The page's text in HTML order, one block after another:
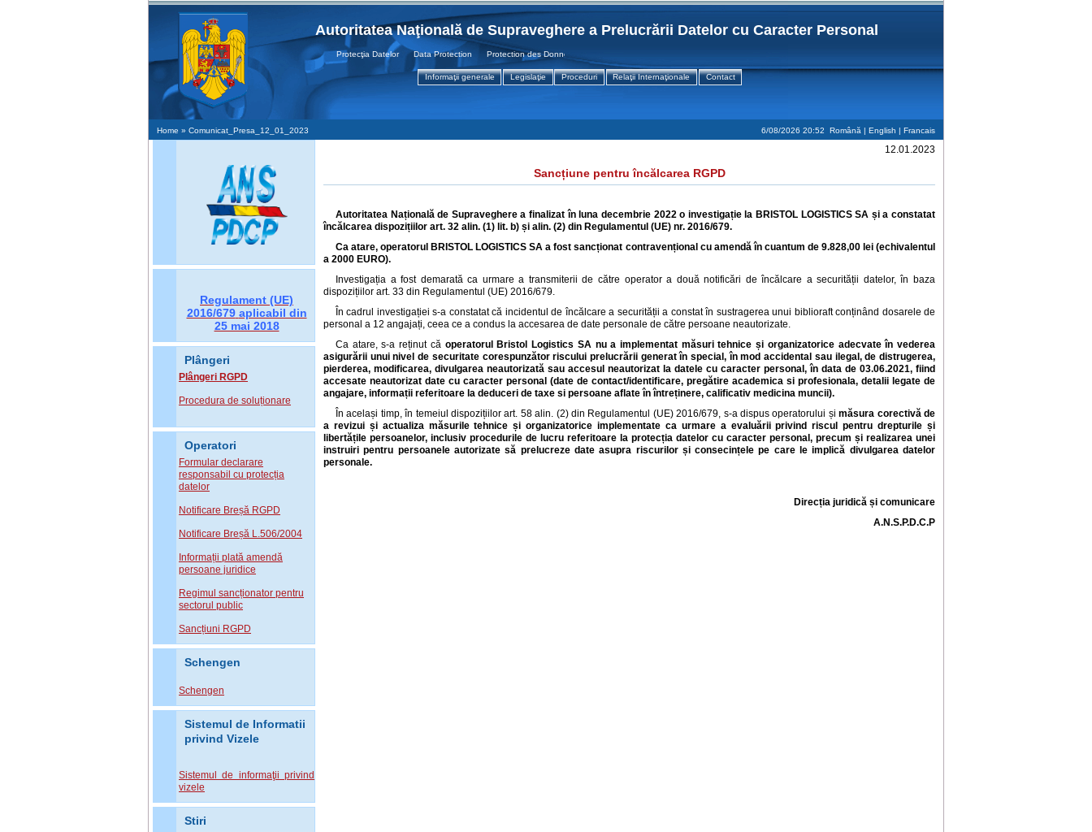
Autoritatea Naţională de Supraveghere a Prelucrării Datelor cu Caracter Personal
Protecţia Datelor Data Protection Protection des Donnees
Informaţii generale Legislaţie Proceduri Relaţii Internaţionale Contact
Home » Comunicat_Presa_12_01_2023 6/08/2026 20:52 Română | English | Francais
Regulament (UE)
2016/679 aplicabil din
25 mai 2018
Plângeri
Plângeri RGPD
Procedura de soluționare
Operatori
Formular declarare
responsabil cu protecția
datelor
Notificare Breșă RGPD
Notificare Breșă L.506/2004
Informații plată amendă
persoane juridice
Regimul sancționator pentru
sectorul public
Sancțiuni RGPD
Schengen
Schengen
Sistemul de Informatii
privind Vizele
Sistemul de informaţii privind
vizele
Stiri
12.01.2023
Sancțiune pentru încălcarea RGPD
Autoritatea Națională de Supraveghere a finalizat în luna decembrie 2022 o investigație la BRISTOL LOGISTICS SA și a constatat
încălcarea dispozițiilor art. 32 alin. (1) lit. b) și alin. (2) din Regulamentul (UE) nr. 2016/679.
Ca atare, operatorul BRISTOL LOGISTICS SA a fost sancționat contravențional cu amendă în cuantum de 9.828,00 lei (echivalentul
a 2000 EURO).
Investigația a fost demarată ca urmare a transmiterii de către operator a două notificări de încălcare a securității datelor, în baza
dispozițiilor art. 33 din Regulamentul (UE) 2016/679.
În cadrul investigației s-a constatat că incidentul de încălcare a securității a constat în sustragerea unui biblioraft conținând dosarele de
personal a 12 angajați, ceea ce a condus la accesarea de date personale de către persoane neautorizate.
Ca atare, s-a reținut că operatorul Bristol Logistics SA nu a implementat măsuri tehnice și organizatorice adecvate în vederea
asigurării unui nivel de securitate corespunzător riscului prelucrării generat în special, în mod accidental sau ilegal, de distrugerea,
pierderea, modificarea, divulgarea neautorizată sau accesul neautorizat la datele cu caracter personal,în data de 03.06.2021, fiind
accesate neautorizat date cu caracter personal (date de contact/identificare, pregătire academica si profesionala, detalii legate de
angajare, informații referitoare la deduceri de taxe si persoane aflate în întreținere, calificativ medicina muncii).
În același timp, în temeiul dispozițiilor art. 58 alin. (2) din Regulamentul (UE) 2016/679, s-a dispus operatorului șimăsura corectivăde
a revizui și actualiza măsurile tehnice și organizatorice implementate ca urmare a evaluării privind riscul pentru drepturile și
libertățile persoanelor, inclusiv procedurile de lucru referitoare la protecția datelor cu caracter personal, precum și realizarea unei
instruiri pentru persoanele autorizate să prelucreze date asupra riscurilor și consecințele pe care le implică divulgarea datelor
personale.
Direcția juridică și comunicare
A.N.S.P.D.C.P